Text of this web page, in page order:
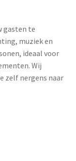
gasten te
muziek en
ideaal voor
Wij
zelf nergens naar